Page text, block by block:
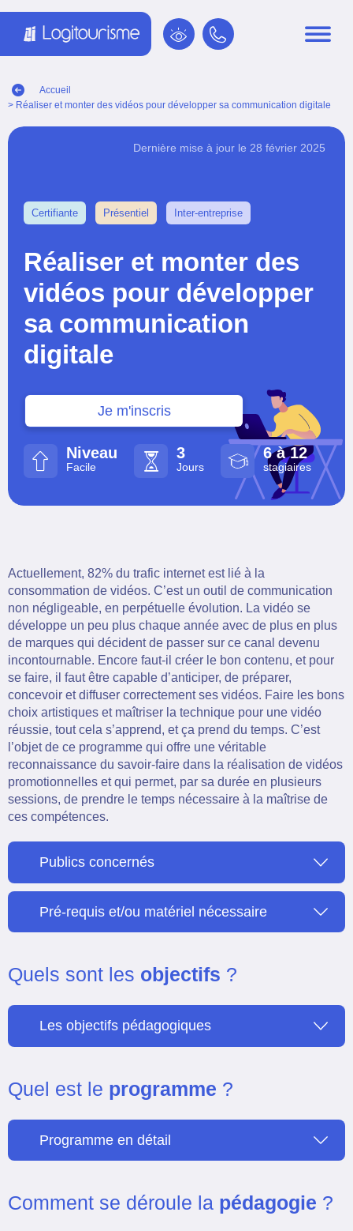
Accueil
> Réaliser et monter des vidéos pour développer sa communication digitale
Dernière mise à jour le 28 février 2025
Certifiante Présentiel Inter-entreprise
Réaliser et monter des
vidéos pour développer
sa communication
digitale
Je m'inscris
Niveau
Facile
3
Jours
6 à 12
stagiaires
Actuellement, 82% du trafic internet est lié à la
consommation de vidéos. C’est un outil de communication
non négligeable, en perpétuelle évolution. La vidéo se
développe un peu plus chaque année avec de plus en plus
de marques qui décident de passer sur ce canal devenu
incontournable. Encore faut-il créer le bon contenu, et pour
se faire, il faut être capable d’anticiper, de préparer,
concevoir et diffuser correctement ses vidéos. Faire les bons
choix artistiques et maîtriser la technique pour une vidéo
réussie, tout cela s’apprend, et ça prend du temps. C’est
l’objet de ce programme qui offre une véritable
reconnaissance du savoir-faire dans la réalisation de vidéos
promotionnelles et qui permet, par sa durée en plusieurs
sessions, de prendre le temps nécessaire à la maîtrise de
ces compétences.
Publics concernés
Pré-requis et/ou matériel nécessaire
Quels sont les objectifs ?
Les objectifs pédagogiques
Quel est le programme ?
Programme en détail
Comment se déroule la pédagogie ?